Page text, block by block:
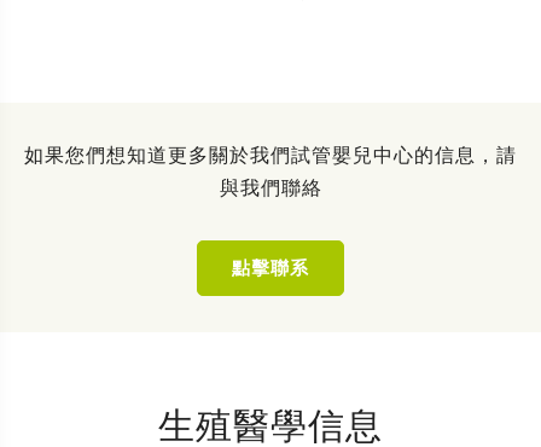
如果您們想知道更多關於我們試管嬰兒中心的信息，請
與我們聯絡
點擊聯系
生殖醫學信息